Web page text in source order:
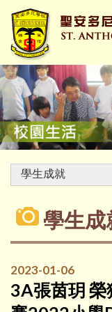
學生成
2023-01-06
3A張茵玥